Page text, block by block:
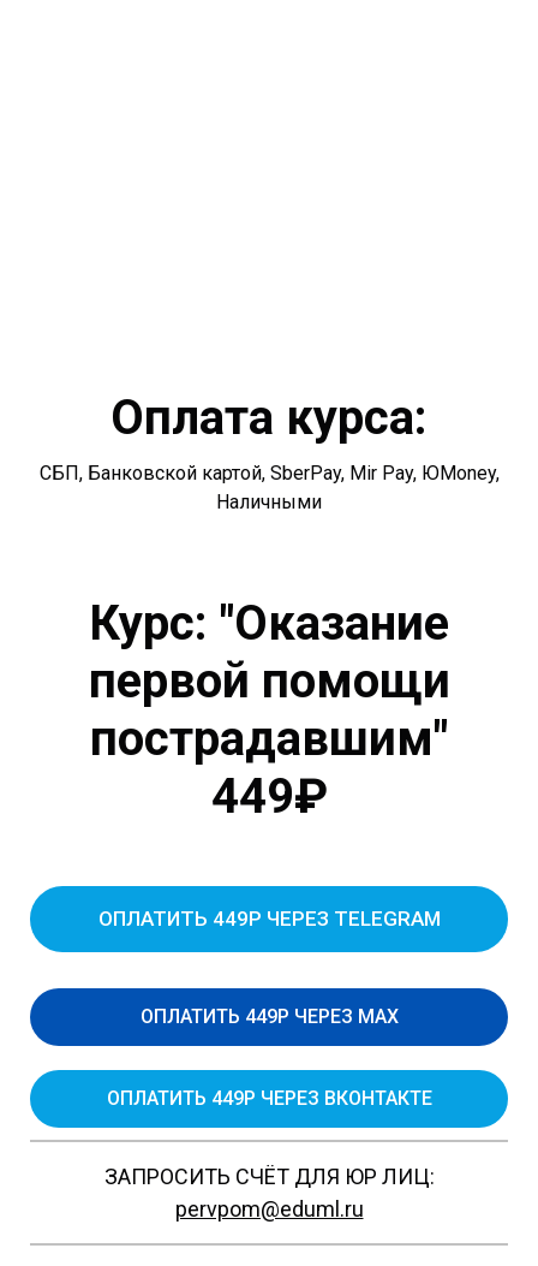
Оплата курса:
СБП, Банковской картой, SberPay, Mir Pay, ЮMoney,
Наличными
Курс: "Оказание
первой помощи
пострадавшим"
449₽
ОПЛАТИТЬ 449Р ЧЕРЕЗ TELEGRAM
ОПЛАТИТЬ 449Р ЧЕРЕЗ MAX
ОПЛАТИТЬ 449Р ЧЕРЕЗ ВКОНТАКТЕ
ЗАПРОСИТЬ СЧЁТ ДЛЯ ЮР ЛИЦ:
pervpom@eduml.ru